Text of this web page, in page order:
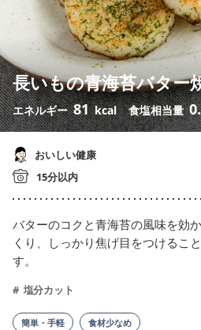
長いもの青海苔バター
エネルギー81 kcal 食塩相当量
おいしい健康
15分以内
バターのコクと青海苔の風味を効
くり、しっかり焦げ目をつけるこ
す。
塩分カット
簡単・手軽 食材少なめ